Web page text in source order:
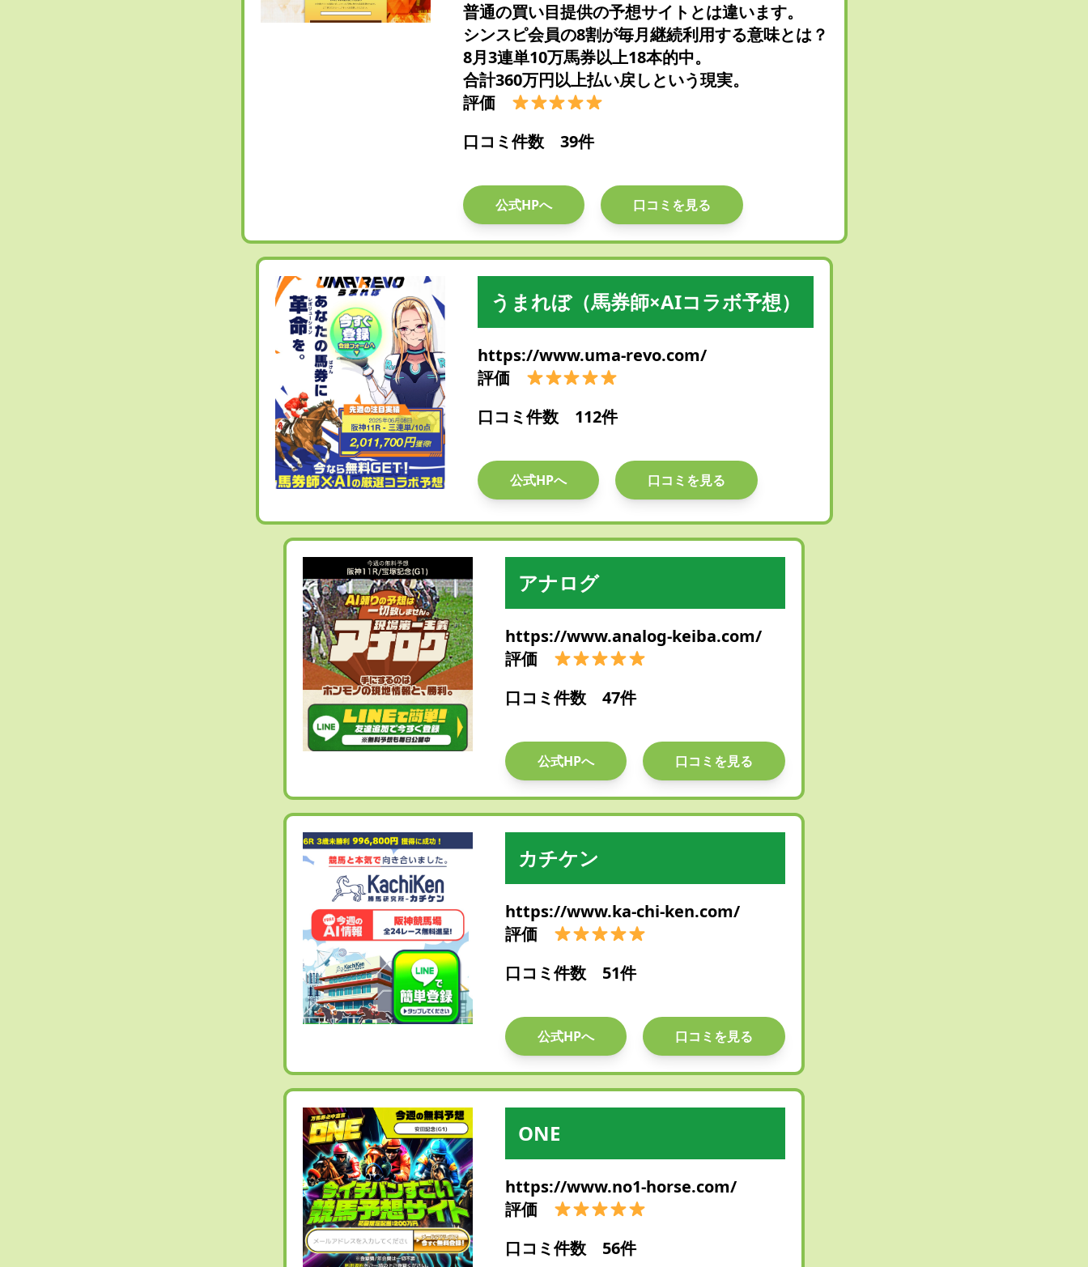
普通の買い目提供の予想サイトとは違います。
シンスピ会員の8割が毎月継続利用する意味とは？
8月3連単10万馬券以上18本的中。
合計360万円以上払い戻しという現実。
評価
口コミ件数 39件
公式HPへ 口コミを見る
うまれぼ（馬券師×AIコラボ予想）
https://www.uma-revo.com/
評価
口コミ件数 112件
公式HPへ 口コミを見る
アナログ
https://www.analog-keiba.com/
評価
口コミ件数 47件
公式HPへ 口コミを見る
カチケン
https://www.ka-chi-ken.com/
評価
口コミ件数 51件
公式HPへ 口コミを見る
ONE
https://www.no1-horse.com/
評価
口コミ件数 56件